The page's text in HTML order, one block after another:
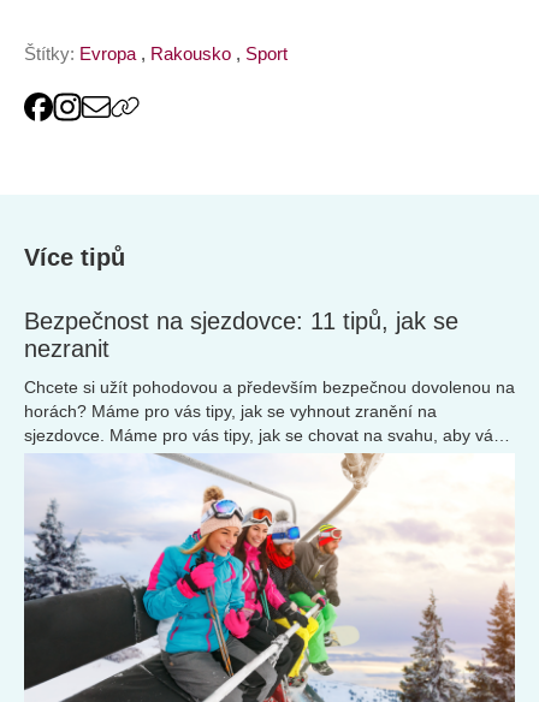
Štítky: Evropa , Rakousko , Sport
Více tipů
Bezpečnost na sjezdovce: 11 tipů, jak se
nezranit
Chcete si užít pohodovou a především bezpečnou dovolenou na
horách? Máme pro vás tipy, jak se vyhnout zranění na
sjezdovce. Máme pro vás tipy, jak se chovat na svahu, aby váš
pobyt proběhl bez úhony.